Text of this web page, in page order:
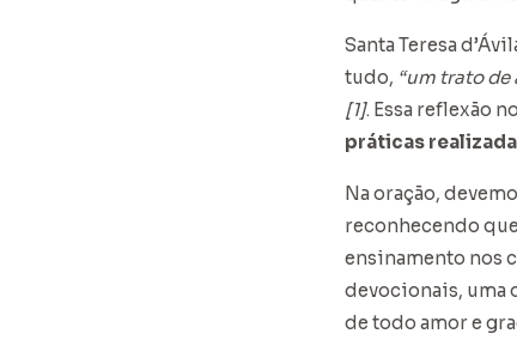
Santa Teresa
tudo, “um trato de
[1]. Essa reflexão
práticas
Na oração,
reconhecendo
ensinamento nos
devocionais, uma
de todo amor e